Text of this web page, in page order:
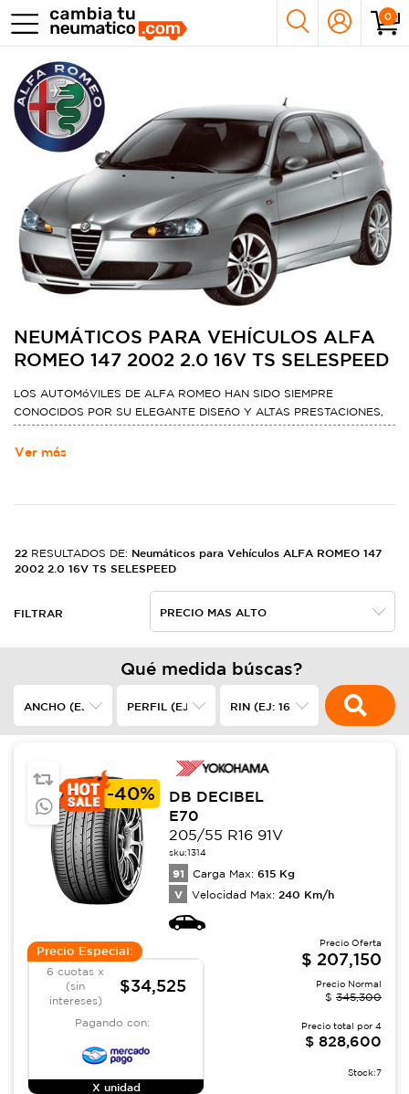
0
NEUMÁTICOS PARA VEHÍCULOS ALFA
ROMEO 147 2002 2.0 16V TS SELESPEED
LOS AUTOMóVILES DE ALFA ROMEO HAN SIDO SIEMPRE
CONOCIDOS POR SU ELEGANTE DISEñO Y ALTAS PRESTACIONES,
DEPORTIVOS, TAMBIéN HA CONSEGUIDO RECONOCIMIENTO CON
Ver más
22 RESULTADOS DE: Neumáticos para Vehículos ALFA ROMEO 147
2002 2.0 16V TS SELESPEED
FILTRAR
Qué medida búscas?
-40%
DB DECIBEL
E70
205/55 R16 91V
sku:1314
91 Carga Max: 615 Kg
V Velocidad Max: 240 Km/h
Precio Especial:
6 cuotas x
(sin
intereses)
$34,525
Pagando con:
X unidad
Precio Oferta
$ 207,150
Precio Normal
$ 345,300
Precio total por 4
$ 828,600
Stock:7